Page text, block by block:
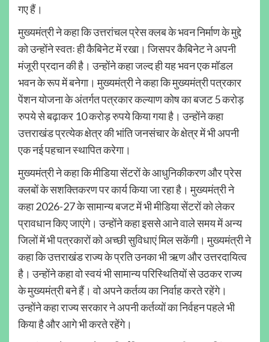
गए हैं।
मुख्यमंत्री ने कहा कि उत्तरांचल प्रेस क्लब के भवन निर्माण के मुद्दे
को उन्होंने स्वतः ही कैबिनेट में रखा। जिसपर कैबिनेट ने अपनी
मंजूरी प्रदान की है। उन्होंने कहा जल्द ही यह भवन एक मॉडल
भवन के रूप में बनेगा। मुख्यमंत्री ने कहा कि मुख्यमंत्री पत्रकार
पेंशन योजना के अंतर्गत पत्रकार कल्याण कोष का बजट 5 करोड़
रुपये से बढ़ाकर 10 करोड़ रुपये किया गया है। उन्होंने कहा
उत्तराखंड प्रत्येक क्षेत्र की भांति जनसंचार के क्षेत्र में भी अपनी
एक नई पहचान स्थापित करेगा।
मुख्यमंत्री ने कहा कि मीडिया सेंटरों के आधुनिकीकरण और प्रेस
क्लबों के सशक्तिकरण पर कार्य किया जा रहा है। मुख्यमंत्री ने
कहा 2026-27 के सामान्य बजट में भी मीडिया सेंटरों को लेकर
प्रावधान किए जाएंगे। उन्होंने कहा इससे आने वाले समय में अन्य
जिलों में भी पत्रकारों को अच्छी सुविधाएं मिल सकेंगी। मुख्यमंत्री ने
कहा कि उत्तराखंड राज्य के प्रति उनका भी ऋण और उत्तरदायित्व
है। उन्होंने कहा वो स्वयं भी सामान्य परिस्थितियों से उठकर राज्य
के मुख्यमंत्री बने हैं। वो अपने कर्तव्य का निर्वाह करते रहेंगे।
उन्होंने कहा राज्य सरकार ने अपनी कर्तव्यों का निर्वहन पहले भी
किया है और आगे भी करते रहेंगे।